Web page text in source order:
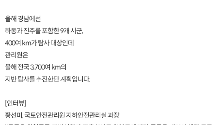
올해 경남에선
하동과 진주를 포함한 9개 시군,
400여 km가 탐사 대상인데
관리원은
올해 전국 3,700여 km의
지반 탐사를 추진한단 계획입니다.
[인터뷰]
황선미, 국토안전관리원 지하안전관리실 과장